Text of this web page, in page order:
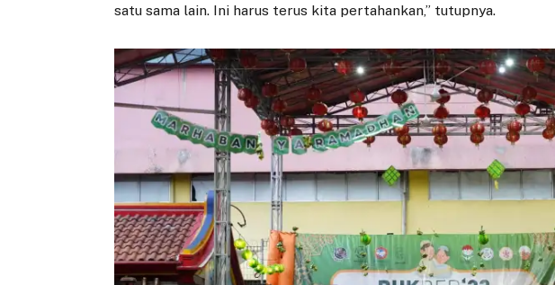
satu sama lain. Ini harus terus kita pertahankan,” tutupnya.